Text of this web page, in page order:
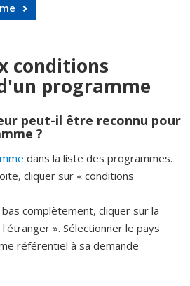
conditions
programme
peut-il être reconnu pour
?
dans la liste des programmes.
cliquer sur « conditions
complètement, cliquer sur la
». Sélectionner le pays
référentiel à sa demande